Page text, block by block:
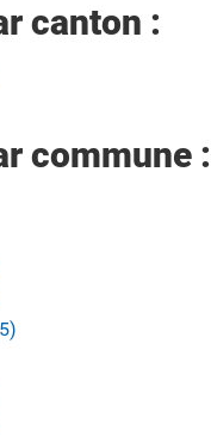
canton :
commune :
filter
filter